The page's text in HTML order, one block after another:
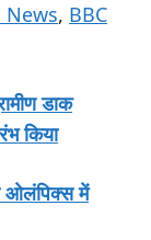
News, BBC
डाक
किया
ओलंपिक्स में